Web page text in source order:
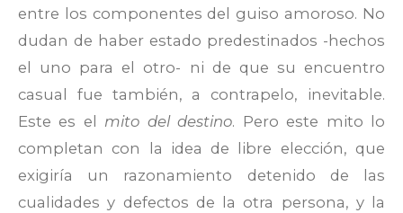
entre los componentes del guiso amoroso. No
dudan de haber estado predestinados -hechos
el uno para el otro- ni de que su encuentro
casual fue también, a contrapelo, inevitable.
Este es el mito del destino. Pero este mito lo
completan con la idea de libre elección, que
exigiría un razonamiento detenido de las
cualidades y defectos de la otra persona, y la